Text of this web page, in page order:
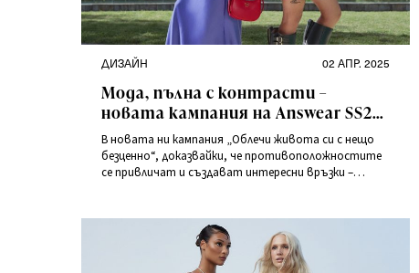
Категории
ДИЗАЙНПубликувано
на
02 АПР. 2025
Мода, пълна с контрасти –
новата кампания на Answear SS25
съчетава стилове и емоции
В новата ни кампания „Облечи живота си с нещо
безценно“, доказвайки, че противоположностите
се привличат и създават интересни връзки –